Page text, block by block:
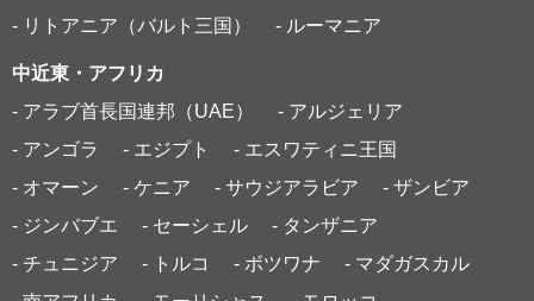
- リトアニア（バルト三国）
- ルーマニア
中近東・アフリカ
- アラブ首長国連邦（UAE）
- アルジェリア
- アンゴラ
- エジプト
- エスワティニ王国
- オマーン
- ケニア - サウジアラビア
- ザンビア
- ジンバブエ
- セーシェル
- タンザニア
- チュニジア
- トルコ - ボツワナ
- マダガスカル